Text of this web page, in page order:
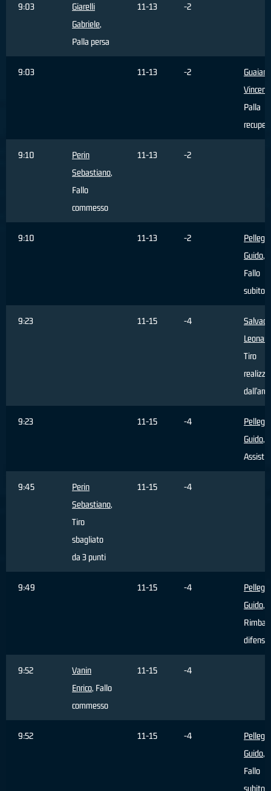
9:03
Giarelli
Gabriele,
Palla persa
11-13 -2
9:03 11-13 -2
Guaiana
Palla
9:10
Perin
Sebastiano,
Fallo
commesso
11-13 -2
9:10 11-13 -2
Guido,
Fallo
subito
9:23 11-15 -4
Tiro
9:23 11-15 -4
Guido,
Assist
9:45
Perin
Sebastiano,
Tiro
sbagliato
da 3 punti
11-15 -4
9:49 11-15 -4
Guido,
9:52
Vanin
Enrico, Fallo
commesso
11-15 -4
9:52 11-15 -4
Guido,
Fallo
subito